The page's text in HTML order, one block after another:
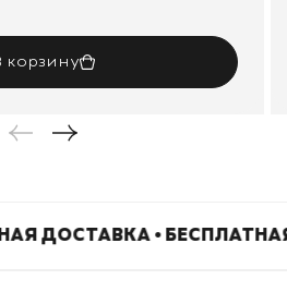
корзину
ДОСТАВКА •